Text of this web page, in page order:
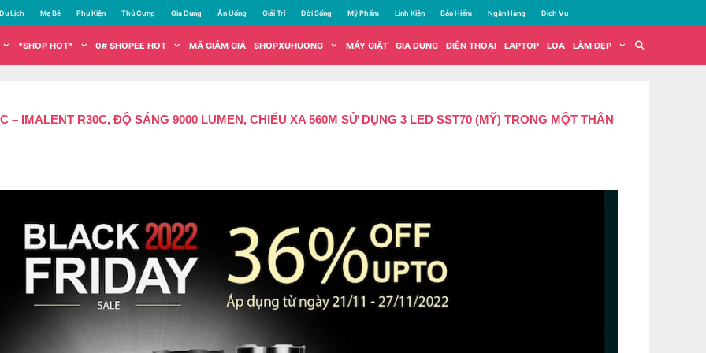
Du Lịch Mẹ Bé Phụ Kiện Thú Cưng Gia Dụng Ăn Uống Giải Trí Đời Sống Mỹ Phẩm Linh Kiện Bảo Hiểm Ngân Hàng Dịch Vụ
*SHOP HOT* 0# SHOPEE HOT MÃ GIẢM GIÁ SHOPXUHUONG MÁY GIẶT GIA DỤNG ĐIỆN THOẠI LAPTOP LOA LÀM ĐẸP
– IMALENT R30C, ĐỘ SÁNG 9000 LUMEN, CHIẾU XA 560M SỬ DỤNG 3 LED SST70 (MỸ) TRONG MỘT THÂN